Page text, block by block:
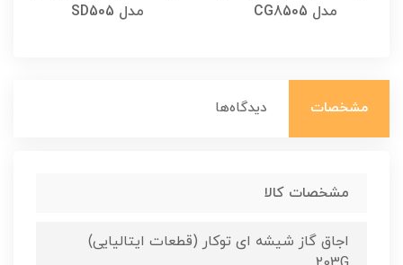
مدل CG8505
مدل SD505
مشخصات دیدگاه‌ها
مشخصات کالا
اجاق گاز شیشه ای توکار (قطعات ایتالیایی)